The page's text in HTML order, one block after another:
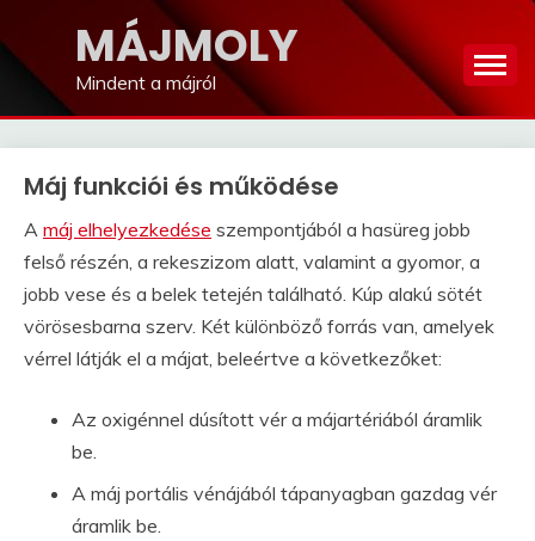
to
content
MÁJMOLY
Mindent a májról
Máj funkciói és működése
A máj elhelyezkedése szempontjából a hasüreg jobb
felső részén, a rekeszizom alatt, valamint a gyomor, a
jobb vese és a belek tetején található. Kúp alakú sötét
vörösesbarna szerv. Két különböző forrás van, amelyek
vérrel látják el a májat, beleértve a következőket:
Az oxigénnel dúsított vér a májartériából áramlik
be.
A máj portális vénájából tápanyagban gazdag vér
áramlik be.